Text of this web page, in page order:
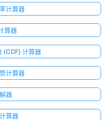
计算器
算器
(CDF) 计算器
计算器
器
算器